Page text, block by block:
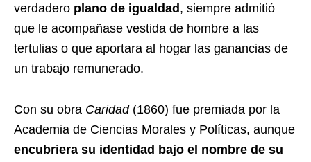
verdadero plano de igualdad, siempre admitió
que le acompañase vestida de hombre a las
tertulias o que aportara al hogar las ganancias de
un trabajo remunerado.
Con su obra Caridad(1860) fue premiada por la
Academia de Ciencias Morales y Políticas, aunque
encubriera su identidad bajo el nombre de su